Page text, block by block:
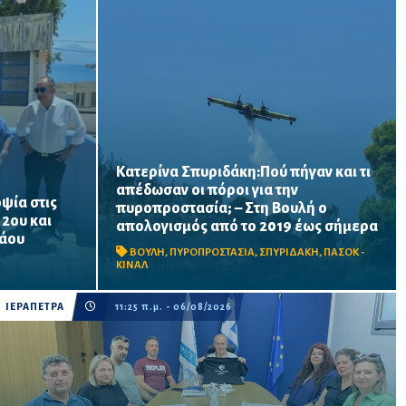
στις
και
να
σχολική
Κατερίνα Σπυριδάκη:Πού πήγαν και τι
απέδωσαν οι πόροι για την
πυροπροστασία; – Στη Βουλή ο
απολογισμός από το 2019 έως σήμερα
ΒΟΥΛΗ, ΠΥΡΟΠΡΟΣΤΑΣΙΑ, ΣΠΥΡΙΔΑΚΗ, ΠΑΣΟΚ -
ΚΙΝΑΛ
Το ΠΑΣΟΚ ζητά πλήρη απολογισμό των
χρηματοδοτήσεων από το 2019, στοιχεία
για τα προγράμματα «ΑΙΓΙΣ» και AntiNero,
καθώς και απαντήσεις για προσωπικό,
ΙΕΡΑΠΕΤΡΑ 11:25 π.μ. - 06/08/2026